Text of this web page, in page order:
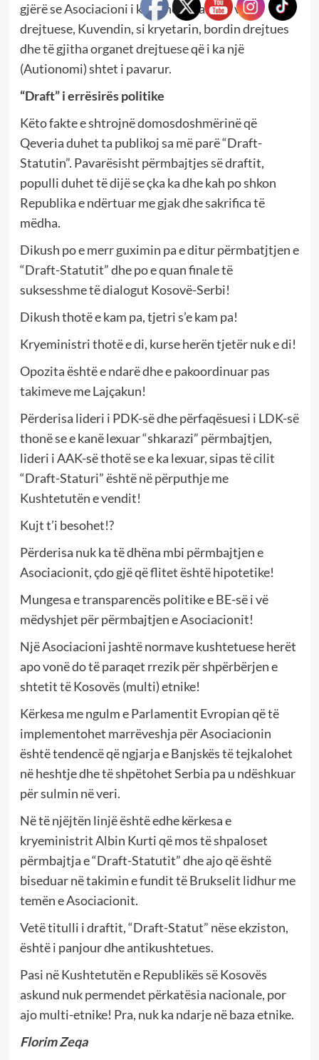
gjërë se Asociacioni i ka edhe organet e veta
drejtuese, Kuvendin, si kryetarin, bordin drejtues
dhe të gjitha organet drejtuese që i ka një
(Autionomi) shtet i pavarur.
“Draft” i errësirës politike
Këto fakte e shtrojnë domosdoshmërinë që
Qeveria duhet ta publikoj sa më parë “Draft-
Statutin”. Pavarësisht përmbajtjes së draftit,
populli duhet të dijë se çka ka dhe kah po shkon
Republika e ndërtuar me gjak dhe sakrifica të
mëdha.
Dikush po e merr guximin pa e ditur përmbatjtjen e
“Draft-Statutit” dhe po e quan finale të
suksesshme të dialogut Kosovë-Serbi!
Dikush thotë e kam pa, tjetri s’e kam pa!
Kryeministri thotë e di, kurse herën tjetër nuk e di!
Opozita është e ndarë dhe e pakoordinuar pas
takimeve me Lajçakun!
Përderisa lideri i PDK-së dhe përfaqësuesi i LDK-së
thonë se e kanë lexuar “shkarazi” përmbajtjen,
lideri i AAK-së thotë se e ka lexuar, sipas të cilit
“Draft-Staturi” është në përputhje me
Kushtetutën e vendit!
Kujt t’i besohet!?
Përderisa nuk ka të dhëna mbi përmbajtjen e
Asociacionit, çdo gjë që flitet është hipotetike!
Mungesa e transparencës politike e BE-së i vë
mëdyshjet për përmbajtjen e Asociacionit!
Një Asociacioni jashtë normave kushtetuese herët
apo vonë do të paraqet rrezik për shpërbërjen e
shtetit të Kosovës (multi) etnike!
Kërkesa me ngulm e Parlamentit Evropian që të
implementohet marrëveshja për Asociacionin
është tendencë që ngjarja e Banjskës të tejkalohet
në heshtje dhe të shpëtohet Serbia pa u ndëshkuar
për sulmin në veri.
Në të njëjtën linjë është edhe kërkesa e
kryeministrit Albin Kurti që mos të shpaloset
përmbajtja e “Draft-Statutit” dhe ajo që është
biseduar në takimin e fundit të Brukselit lidhur me
temën e Asociacionit.
Vetë titulli i draftit, “Draft-Statut” nëse ekziston,
është i panjour dhe antikushtetues.
Pasi në Kushtetutën e Republikës së Kosovës
askund nuk permendet përkatësia nacionale, por
ajo multi-etnike! Pra, nuk ka ndarje në baza etnike.
Florim Zeqa